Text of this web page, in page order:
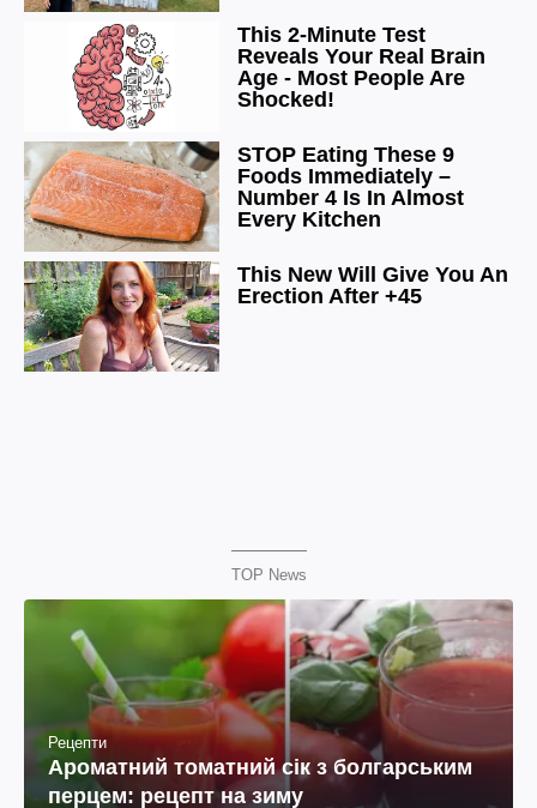
Ароматний томатний сік з болгарським
перцем: рецепт на зиму
18 годин тому
Наука